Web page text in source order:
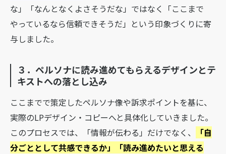
な」「なんとなくよさそうだな」ではなく「ここまで
やっているなら信頼できそうだ」という印象づくりに寄
与しました。
３．ペルソナに読み進めてもらえるデザインとテ
キストへの落とし込み
ここまでで策定したペルソナ像や訴求ポイントを基に、
実際のLPデザイン・コピーへと具体化していきました。
このプロセスでは、「情報が伝わる」だけでなく、
「自
分ごととして共感できるか」「読み進めたいと思える